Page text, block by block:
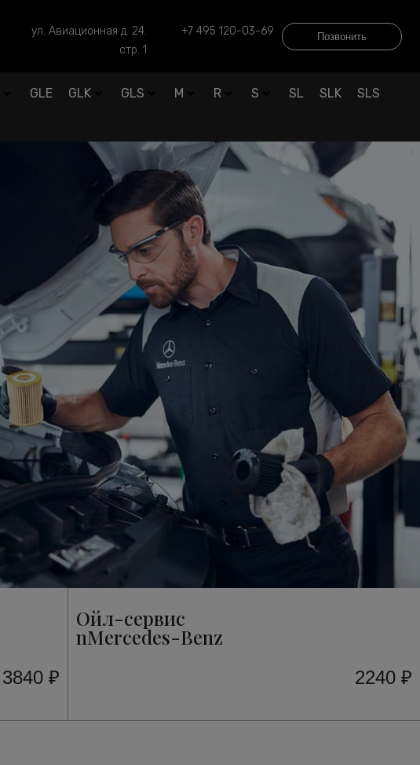
ул. Авиационная д. 24.
стр. 1
+7 495 120-03-69 Позвонить
GLE GLK GLS M R S SL SLK
SLS
3840 ₽
Ойл-сервис
nMercedes-Benz
2240 ₽